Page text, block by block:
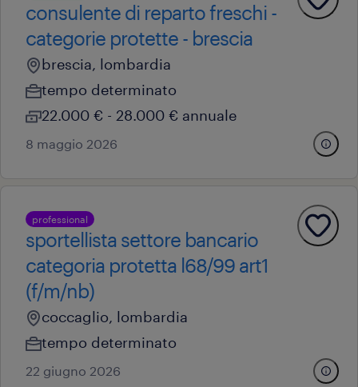
consulente di reparto freschi -
categorie protette - brescia
brescia, lombardia
tempo determinato
22.000 € - 28.000 € annuale
8 maggio 2026
professional
sportellista settore bancario
categoria protetta l68/99 art1
(f/m/nb)
coccaglio, lombardia
tempo determinato
22 giugno 2026